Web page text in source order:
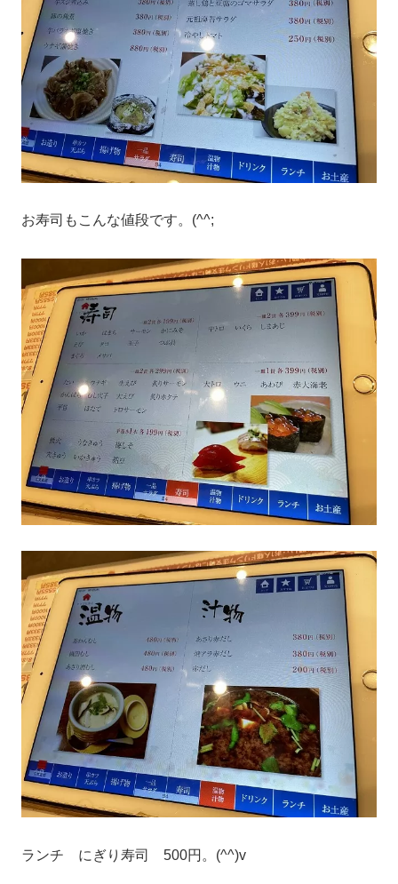
お寿司もこんな値段です。(^^;
ランチ にぎり寿司 500円。(^^)v